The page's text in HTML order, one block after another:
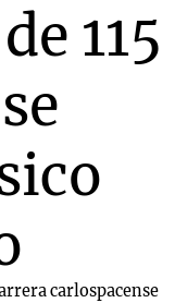
115
carlospacense
Notas
La Sole en
Cadena 3